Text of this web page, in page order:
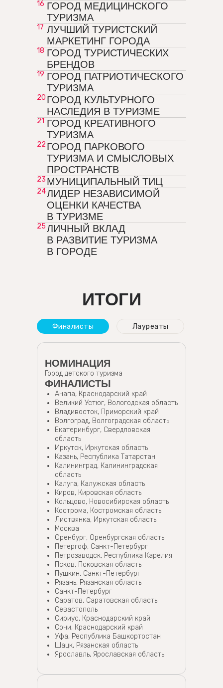
16 ГОРОД МЕДИЦИНСКОГО
ТУРИЗМА
17 ЛУЧШИЙ ТУРИСТСКИЙ
МАРКЕТИНГ ГОРОДА
18 ГОРОД ТУРИСТИЧЕСКИХ
БРЕНДОВ
19 ГОРОД ПАТРИОТИЧЕСКОГО
ТУРИЗМА
20 ГОРОД КУЛЬТУРНОГО
НАСЛЕДИЯ В ТУРИЗМЕ
21 ГОРОД КРЕАТИВНОГО
ТУРИЗМА
22 ГОРОД ПАРКОВОГО
ТУРИЗМА И СМЫСЛОВЫХ
ПРОСТРАНСТВ
23 МУНИЦИПАЛЬНЫЙ ТИЦ
24ЛИДЕР НЕЗАВИСИМОЙ
ОЦЕНКИ КАЧЕСТВА
В ТУРИЗМЕ
25ЛИЧНЫЙ ВКЛАД
В РАЗВИТИЕ ТУРИЗМА
В ГОРОДЕ
ИТОГИ
Финалисты Лауреаты
НОМИНАЦИЯ
Город детского туризма
ФИНАЛИСТЫ
Анапа, Краснодарский край
Великий Устюг, Вологодская область
Владивосток, Приморский край
Волгоград, Волгоградская область
Екатеринбург, Свердловская
область
Иркутск, Иркутская область
Казань, Республика Татарстан
Калининград, Калининградская
область
Калуга, Калужская область
Киров, Кировская область
Кольцово, Новосибирская область
Кострома, Костромская область
Листвянка, Иркутская область
Москва
Оренбург, Оренбургская область
Петергоф, Санкт-Петербург
Петрозаводск, Республика Карелия
Псков, Псковская область
Пушкин, Санкт-Петербург
Рязань, Рязанская область
Санкт-Петербург
Саратов, Саратовская область
Севастополь
Сириус, Краснодарский край
Сочи, Краснодарский край
Уфа, Республика Башкортостан
Шацк, Рязанская область
Ярославль, Ярославская область